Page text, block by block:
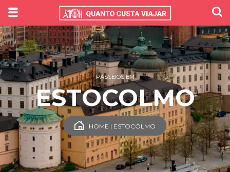
PASSEIOS EM
ESTOCOLMO
HOME | ESTOCOLMO